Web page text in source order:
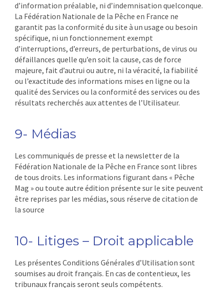
d’information préalable, ni d’indemnisation quelconque.
La Fédération Nationale de la Pêche en France ne
garantit pas la conformité du site à un usage ou besoin
spécifique, ni un fonctionnement exempt
d’interruptions, d’erreurs, de perturbations, de virus ou
défaillances quelle qu’en soit la cause, cas de force
majeure, fait d’autrui ou autre, ni la véracité, la fiabilité
ou l’exactitude des informations mises en ligne ou la
qualité des Services ou la conformité des services ou des
résultats recherchés aux attentes de l’Utilisateur.
9- Médias
Les communiqués de presse et la newsletter de la
Fédération Nationale de la Pêche en France sont libres
de tous droits. Les informations figurant dans « Pêche
Mag » ou toute autre édition présente sur le site peuvent
être reprises par les médias, sous réserve de citation de
la source
10- Litiges – Droit applicable
Les présentes Conditions Générales d’Utilisation sont
soumises au droit français. En cas de contentieux, les
tribunaux français seront seuls compétents.